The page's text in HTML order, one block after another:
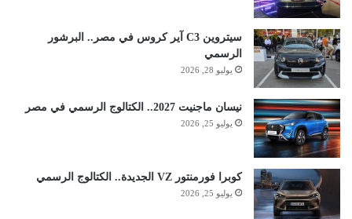
سيتروين C3 آير كروس في مصر.. البرشور
الرسمي
يوليو 28, 2026
نيسان ماجنيت 2027.. الكتالوج الرسمي في مصر
يوليو 25, 2026
كوبرا فورمنتور VZ الجديدة.. الكتالوج الرسمي
يوليو 25, 2026